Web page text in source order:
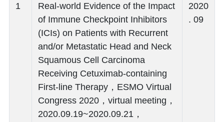
1
Real-world Evidence of the Impact
of Immune Checkpoint Inhibitors
(ICIs) on Patients with Recurrent
and/or Metastatic Head and Neck
Squamous Cell Carcinoma
Receiving Cetuximab-containing
First-line Therapy，ESMO Virtual
Congress 2020，virtual meeting，
2020.09.19~2020.09.21，
2020
. 09